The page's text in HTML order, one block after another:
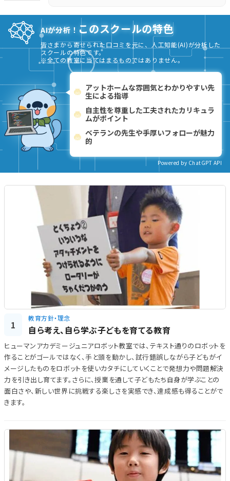
AIが分析！ このスクールの特色
皆さまから寄せられた口コミを元に、人工知能(AI)が分析した
スクールの特色です。
※全ての教室に当てはまるものではありません。
アットホームな雰囲気とわかりやすい先
生による指導
自主性を尊重した工夫されたカリキュラ
ムがポイント
ベテランの先生や手厚いフォローが魅力
的
Powered by ChatGPT API
1
教育方針・理念
自ら考え、自ら学ぶ子どもを育てる教育
ヒューマンアカデミージュニアロボット教室では、テキスト通りのロボットを
作ることがゴールではなく、手と頭を動かし、試行錯誤しながら子どもがイ
メージしたものをロボットを使いカタチにしていくことで発想力や問題解決
力を引き出し育てます。さらに、授業を通して子どもたち自身が学ぶことの
面白さや、新しい世界に挑戦する楽しさを実感でき、達成感も得ることがで
きます。